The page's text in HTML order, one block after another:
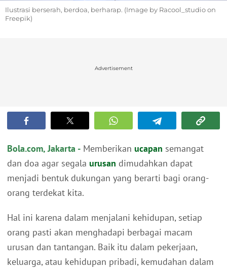
Ilustrasi berserah, berdoa, berharap. (Image by Racool_studio on
Freepik)
Advertisement
Bola.com, Jakarta - Memberikan ucapan semangat
dan doa agar segala urusan dimudahkan dapat
menjadi bentuk dukungan yang berarti bagi orang-
orang terdekat kita.
Hal ini karena dalam menjalani kehidupan, setiap
orang pasti akan menghadapi berbagai macam
urusan dan tantangan. Baik itu dalam pekerjaan,
keluarga, atau kehidupan pribadi, kemudahan dalam